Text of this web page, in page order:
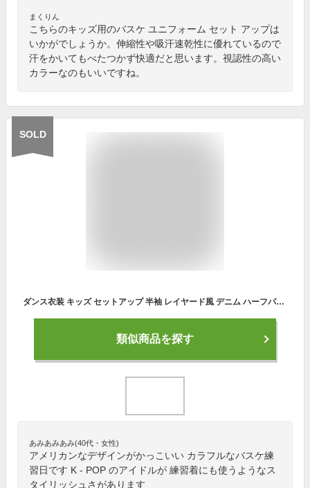
まくりん
こちらのキッズ用のバスケ ユニフォーム セット アップは
いかがでしょうか。伸縮性や吸汗速乾性に優れているので
汗をかいてもべたつかず快適だと思います。視認性の高い
カラーなのもいいですね。
SOLD
ダンス衣装 キッズ セットアップ 半袖 レイヤード風 デニム ハーフパンツ ダンスパンツ 上下セット かっこいい バスケットボール ゆったり 韓国 ダンス衣装 ヒップホップ 子供 練習着 ステージ衣装 ダンス発表会 おしゃれ 応援団 団体服 運動会 110-170
類似商品を探す
あみあみあみ(40代・女性)
アメリカンなデザインがかっこいい カラフルなバスケ練
習日です K - POP のアイドルが 練習着にも使うようなス
タイリッシュさがあります